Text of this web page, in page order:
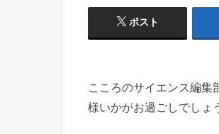
ポスト
こころのサイエンス編集
様いかがお過ごしでしょ